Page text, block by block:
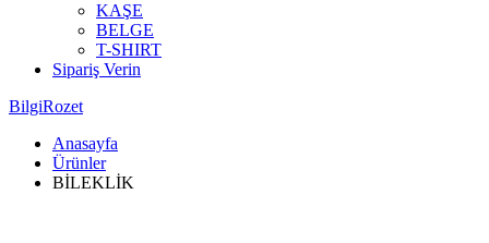
KAŞE
BELGE
T-SHIRT
Sipariş Verin
BilgiRozet
Anasayfa
Ürünler
BİLEKLİK